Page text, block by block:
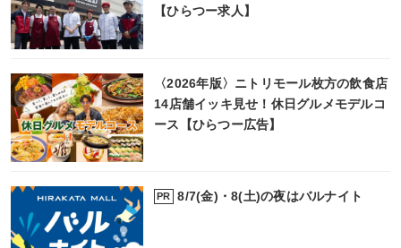
【ひらつー求人】
〈2026年版〉ニトリモール枚方の飲食店
14店舗イッキ見せ！休日グルメモデルコ
ース【ひらつー広告】
PR 8/7(金)・8(土)の夜はバルナイト